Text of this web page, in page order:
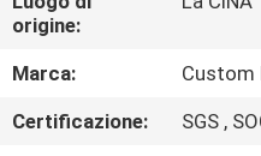
GIRO
DELLA
FABBRICA
origine:
Marca:
Custom
Certificazione:
SGS ,